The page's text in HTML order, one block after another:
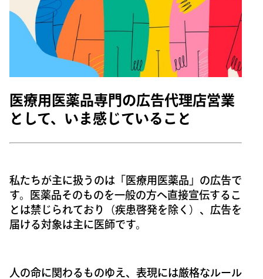
医療用医薬品専門の広告代理店営業
として、いま感じていること
私たちが主に扱うのは「医療用医薬品」の広告で
す。医薬品そのものを一般の方へ直接宣伝するこ
とは禁じられており（疾患啓発を除く）、広告を
届ける対象は主に医師です。
人の命に関わるものゆえ、表現には厳格なルール